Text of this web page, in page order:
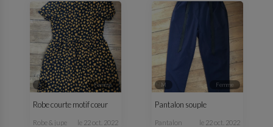
S femme
Robe courte motif cœur
robe & jupe le 22 oct. 2022
M femme
Pantalon souple
pantalon le 22 oct. 2022